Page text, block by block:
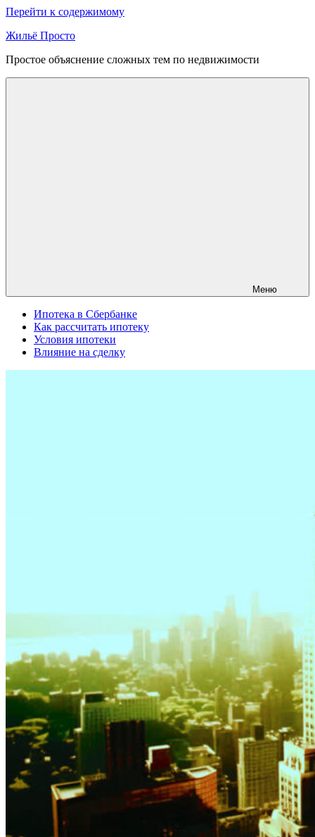
Перейти к содержимому
Жильё Просто
Простое объяснение сложных тем по недвижимости
Меню
Ипотека в Сбербанке
Как рассчитать ипотеку
Условия ипотеки
Влияние на сделку